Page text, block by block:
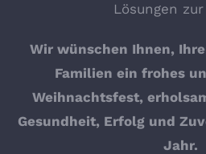
Lösungen
Wir wünschen Ihnen,
Familien ein frohes
Weihnachtsfest,
Gesundheit, Erfolg und
Jahr.